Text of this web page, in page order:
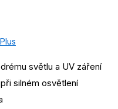
světlu a UV záření
silném osvětlení